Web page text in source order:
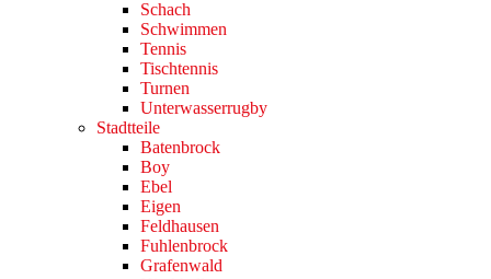
Schach
Schwimmen
Tennis
Tischtennis
Turnen
Unterwasserrugby
Stadtteile
Batenbrock
Boy
Ebel
Eigen
Feldhausen
Fuhlenbrock
Grafenwald